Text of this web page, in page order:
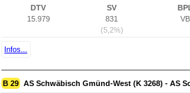
DTV
15.979
SV
831
(5,2%)
VB
Infos...
B 29 AS Schwäbisch Gmünd-West (K 3268) - AS